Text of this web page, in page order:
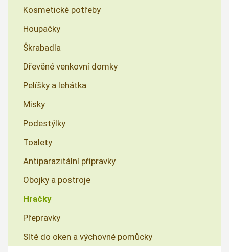
Kosmetické potřeby
Houpačky
Škrabadla
Dřevěné venkovní domky
Pelíšky a lehátka
Misky
Podestýlky
Toalety
Antiparazitální přípravky
Obojky a postroje
Hračky
Přepravky
Sítě do oken a výchovné pomůcky